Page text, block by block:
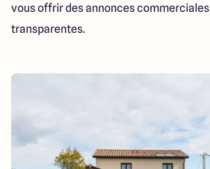
vous offrir des annonces
transparentes.